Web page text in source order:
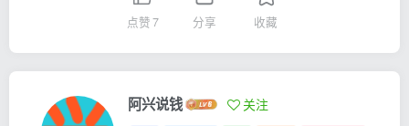
点赞7 分享 收藏
阿兴说钱 关注